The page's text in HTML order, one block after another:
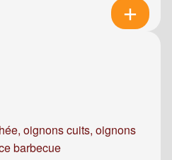
oignons cuits, oignons
barbecue